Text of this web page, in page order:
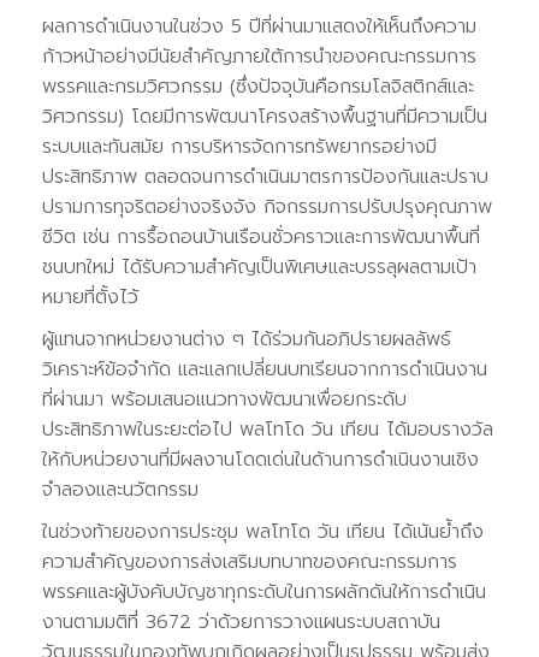
ผลการดำเนินงานในช่วง 5 ปีที่ผ่านมาแสดงให้เห็นถึงความ
ก้าวหน้าอย่างมีนัยสำคัญภายใต้การนำของคณะกรรมการ
พรรคและกรมวิศวกรรม (ซึ่งปัจจุบันคือกรมโลจิสติกส์และ
วิศวกรรม) โดยมีการพัฒนาโครงสร้างพื้นฐานที่มีความเป็น
ระบบและทันสมัย การบริหารจัดการทรัพยากรอย่างมี
ประสิทธิภาพ ตลอดจนการดำเนินมาตรการป้องกันและปราบ
ปรามการทุจริตอย่างจริงจัง กิจกรรมการปรับปรุงคุณภาพ
ชีวิต เช่น การรื้อถอนบ้านเรือนชั่วคราวและการพัฒนาพื้นที่
ชนบทใหม่ ได้รับความสำคัญเป็นพิเศษและบรรลุผลตามเป้า
หมายที่ตั้งไว้
ผู้แทนจากหน่วยงานต่าง ๆ ได้ร่วมกันอภิปรายผลลัพธ์
วิเคราะห์ข้อจำกัด และแลกเปลี่ยนบทเรียนจากการดำเนินงาน
ที่ผ่านมา พร้อมเสนอแนวทางพัฒนาเพื่อยกระดับ
ประสิทธิภาพในระยะต่อไป พลโทโด วัน เทียน ได้มอบรางวัล
ให้กับหน่วยงานที่มีผลงานโดดเด่นในด้านการดำเนินงานเชิง
จำลองและนวัตกรรม
ในช่วงท้ายของการประชุม พลโทโด วัน เทียน ได้เน้นย้ำถึง
ความสำคัญของการส่งเสริมบทบาทของคณะกรรมการ
พรรคและผู้บังคับบัญชาทุกระดับในการผลักดันให้การดำเนิน
งานตามมติที่ 3672 ว่าด้วยการวางแผนระบบสถาบัน